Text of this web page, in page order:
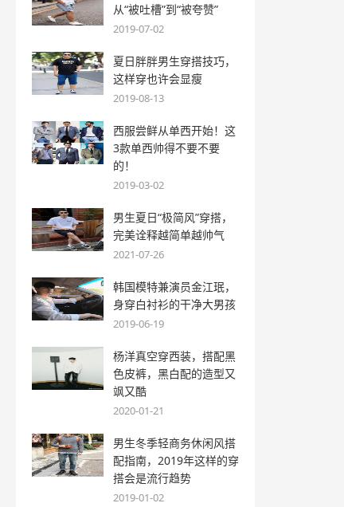
从“被吐槽”到“被夸赞”
2019-07-02
夏日胖胖男生穿搭技巧，
这样穿也许会显瘦
2019-08-13
西服尝鲜从单西开始！这
3款单西帅得不要不要
的！
2019-03-02
男生夏日“极简风”穿搭，
完美诠释越简单越帅气
2021-07-26
韩国模特兼演员金江珉，
身穿白衬衫的干净大男孩
2019-06-19
杨洋真空穿西装，搭配黑
色皮裤，黑白配的造型又
飒又酷
2020-01-21
男生冬季轻商务休闲风搭
配指南，2019年这样的穿
搭会是流行趋势
2019-01-02